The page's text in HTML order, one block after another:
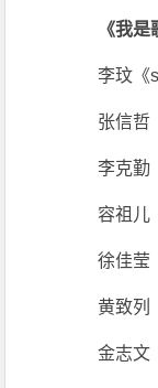
《我是
李玟《
张信哲《
李克勤《
容祖儿《
徐佳莹《
黄致列《
金志文《